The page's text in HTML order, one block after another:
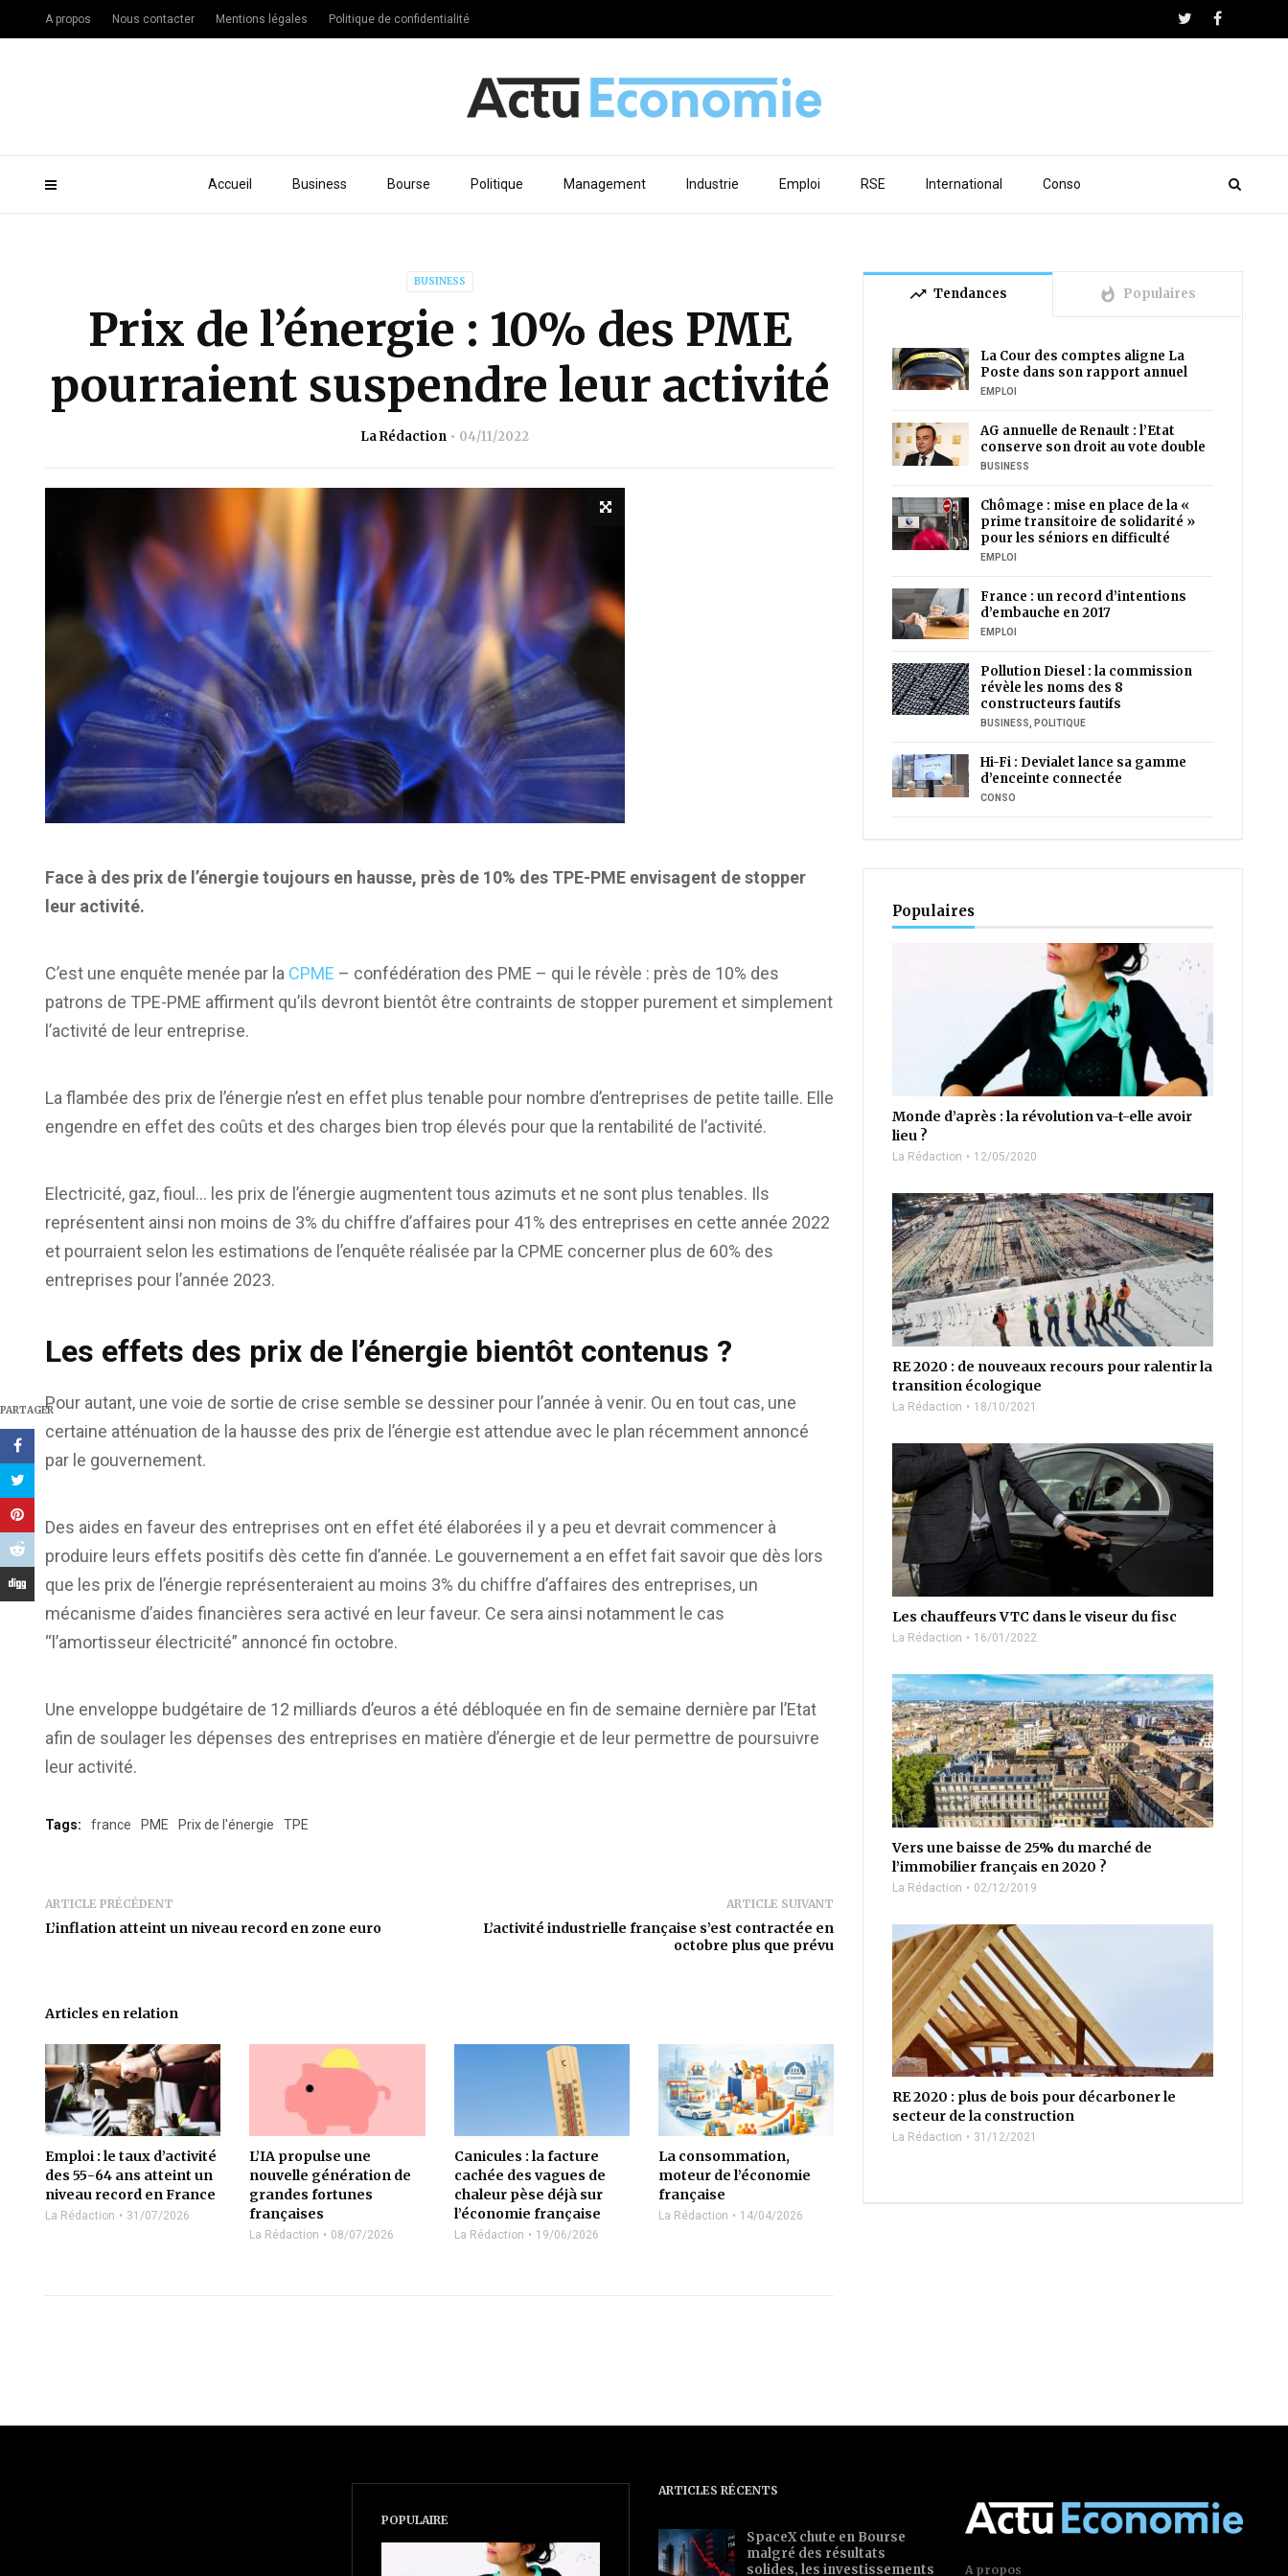
Accueil Business Bourse Politique Management Industrie Emploi RSE International Conso
A propos Nous contacter Mentions légales Politique de confidentialité
BUSINESS
Prix de l’énergie : 10% des PME
pourraient suspendre leur activité
La Rédaction 04/11/2022
PARTAGER
Face à des prix de l’énergie toujours en hausse, près de 10% des TPE-PME envisagent de stopper
leur activité.
C’est une enquête menée par la CPME – confédération des PME – qui le révèle : près de 10% des
patrons de TPE-PME affirment qu’ils devront bientôt être contraints de stopper purement et simplement
l’activité de leur entreprise.
La flambée des prix de l’énergie n’est en effet plus tenable pour nombre d’entreprises de petite taille. Elle
engendre en effet des coûts et des charges bien trop élevés pour que la rentabilité de l’activité.
Electricité, gaz, fioul… les prix de l’énergie augmentent tous azimuts et ne sont plus tenables. Ils
représentent ainsi non moins de 3% du chiffre d’affaires pour 41% des entreprises en cette année 2022
et pourraient selon les estimations de l’enquête réalisée par la CPME concerner plus de 60% des
entreprises pour l’année 2023.
Les effets des prix de l’énergie bientôt contenus ?
Pour autant, une voie de sortie de crise semble se dessiner pour l’année à venir. Ou en tout cas, une
certaine atténuation de la hausse des prix de l’énergie est attendue avec le plan récemment annoncé
par le gouvernement.
Des aides en faveur des entreprises ont en effet été élaborées il y a peu et devrait commencer à
produire leurs effets positifs dès cette fin d’année. Le gouvernement a en effet fait savoir que dès lors
que les prix de l’énergie représenteraient au moins 3% du chiffre d’affaires des entreprises, un
mécanisme d’aides financières sera activé en leur faveur. Ce sera ainsi notamment le cas
“l’amortisseur électricité” annoncé fin octobre.
Une enveloppe budgétaire de 12 milliards d’euros a été débloquée en fin de semaine dernière par l’Etat
afin de soulager les dépenses des entreprises en matière d’énergie et de leur permettre de poursuivre
leur activité.
Tags: france PME Prix de l'énergie TPE
ARTICLE PRÉCÉDENT
L’inflation atteint un niveau record en zone euro
ARTICLE SUIVANT
L’activité industrielle française s’est contractée en
octobre plus que prévu
Articles en relation
Emploi : le taux d’activité
des 55-64 ans atteint un
niveau record en France
La Rédaction 31/07/2026
L’IA propulse une
nouvelle génération de
grandes fortunes
françaises
La Rédaction 08/07/2026
Canicules : la facture
cachée des vagues de
chaleur pèse déjà sur
l’économie française
La Rédaction 19/06/2026
La consommation,
moteur de l’économie
française
La Rédaction 14/04/2026
trending_up Tendances whatshot Populaires
La Cour des comptes aligne La
Poste dans son rapport annuel
EMPLOI
AG annuelle de Renault : l’Etat
conserve son droit au vote double
BUSINESS
Chômage : mise en place de la «
prime transitoire de solidarité »
pour les séniors en difficulté
EMPLOI
France : un record d’intentions
d’embauche en 2017
EMPLOI
Pollution Diesel : la commission
révèle les noms des 8
constructeurs fautifs
BUSINESS, POLITIQUE
Hi-Fi : Devialet lance sa gamme
d’enceinte connectée
CONSO
Populaires
Monde d’après : la révolution va-t-elle avoir
lieu ?
La Rédaction 12/05/2020
RE 2020 : de nouveaux recours pour ralentir la
transition écologique
La Rédaction 18/10/2021
Les chauffeurs VTC dans le viseur du fisc
La Rédaction 16/01/2022
Vers une baisse de 25% du marché de
l’immobilier français en 2020 ?
La Rédaction 02/12/2019
RE 2020 : plus de bois pour décarboner le
secteur de la construction
La Rédaction 31/12/2021
POPULAIRE
ARTICLES RÉCENTS
SpaceX chute en Bourse
malgré des résultats
solides, les investissements
A propos